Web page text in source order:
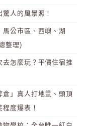
人的風景照！
公市區、西嶼、湖
整理)
怎麼玩？平價住宿推
倉」真人打地鼠、頭頂
度爆表！